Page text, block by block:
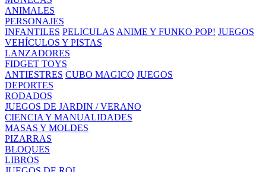
ANIMALES
PERSONAJES
INFANTILES PELICULAS ANIME Y FUNKO POP! JUEGOS
VEHÍCULOS Y PISTAS
LANZADORES
FIDGET TOYS
ANTIESTRES CUBO MAGICO JUEGOS
DEPORTES
RODADOS
JUEGOS DE JARDIN / VERANO
CIENCIA Y MANUALIDADES
MASAS Y MOLDES
PIZARRAS
BLOQUES
LIBROS